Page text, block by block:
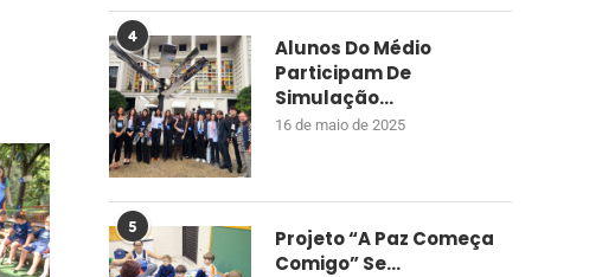
4
Alunos Do Médio
Participam De
Simulação...
16 de maio de 2025
5
Projeto “A Paz Começa
Comigo” Se...